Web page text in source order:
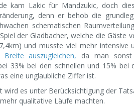
kam Lakic für Mandzukic, doch
denn er behob die
schematischen
der Gladbacher, welche die
und musste viel mehr
auszugleichen, da man sonst
33% bei den schnellen und 15%
eine unglaubliche Ziffer ist.
wird es unter Berücksichtigung der
qualitative Läufe machten.